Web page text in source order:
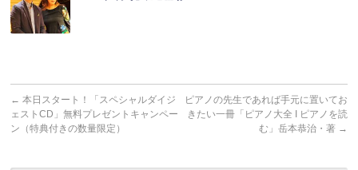
← 本日スタート！「スペシャルダイジ
ェストCD」無料プレゼントキャンペー
ン（特典付きの数量限定）
ピアノの先生であれば手元に置いてお
きたい一冊「ピアノ大全 I ピアノを読
む」岳本恭治・著 →